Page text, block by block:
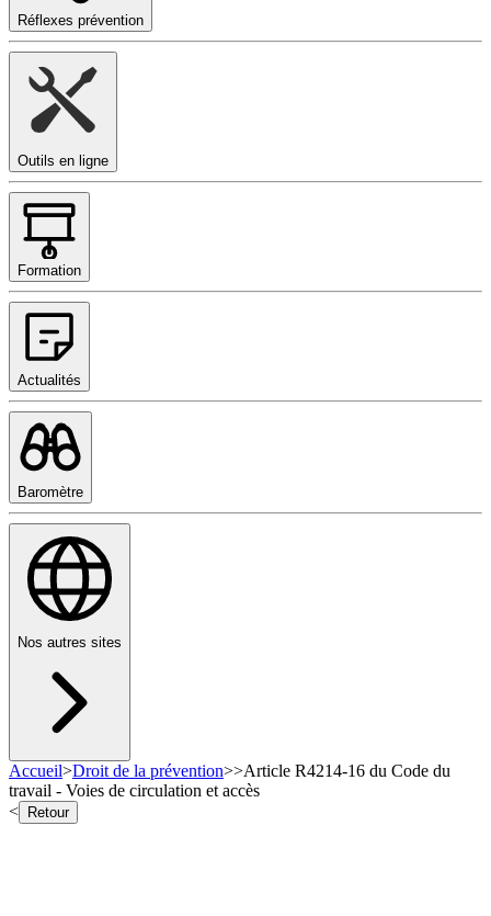
Réflexes prévention
Outils en ligne
Formation
Actualités
Baromètre
Nos autres sites
Accueil>Droit de la prévention>>Article R4214-16 du Code du
travail - Voies de circulation et accès
<
Retour